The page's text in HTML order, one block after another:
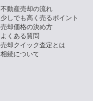
不動産売却の流れ
少しでも高く売るポイント
売却価格の決め方
よくある質問
売却クイック査定とは
相続について